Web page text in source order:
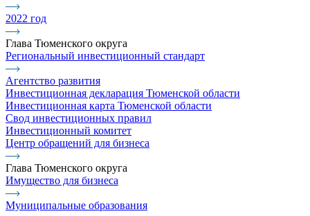
2022 год
Глава Тюменского округа
Региональный инвестиционный стандарт
Агентство развития
Инвестиционная декларация Тюменской области
Инвестиционная карта Тюменской области
Свод инвестиционных правил
Инвестиционный комитет
Центр обращений для бизнеса
Глава Тюменского округа
Имущество для бизнеса
Муниципальные образования